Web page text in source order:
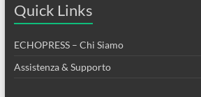
Quick Links
ECHOPRESS – Chi Siamo
Assistenza & Supporto